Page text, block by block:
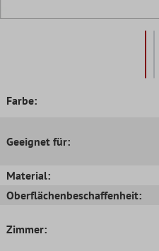
Farbe:
Geeignet für:
Material:
Oberflächenbeschaffenheit:
Zimmer: